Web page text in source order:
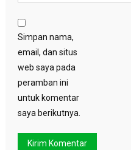
Simpan nama,
email, dan situs
web saya pada
peramban ini
untuk komentar
saya berikutnya.